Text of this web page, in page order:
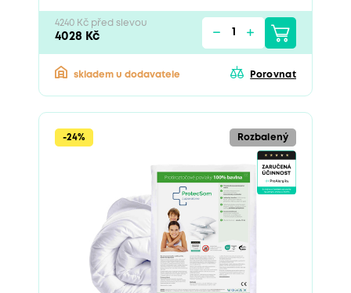
4240 Kč před slevou
4028 Kč
skladem u dodavatele Porovnat
Rozbalený
-24%